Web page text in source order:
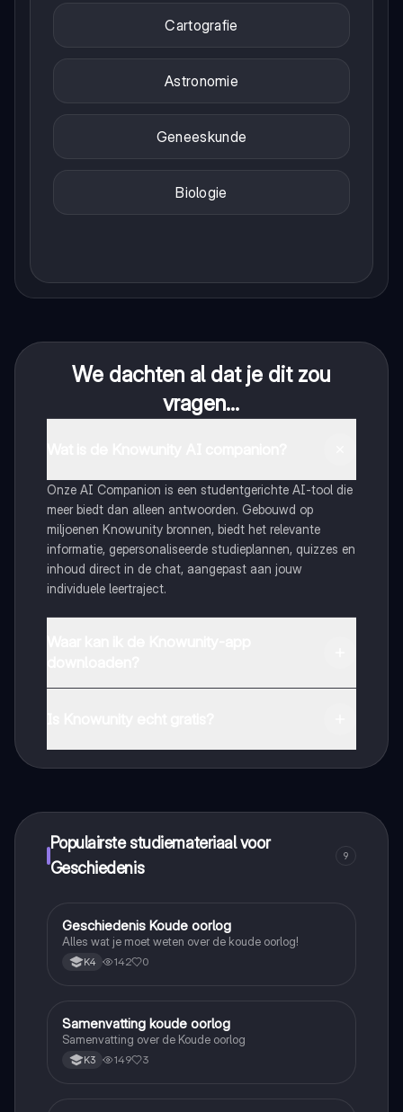
Cartografie
Astronomie
Geneeskunde
Biologie
We dachten al dat je dit zou
vragen...
Onze AI Companion is een studentgerichte AI-tool die
meer biedt dan alleen antwoorden. Gebouwd op
miljoenen Knowunity bronnen, biedt het relevante
informatie, gepersonaliseerde studieplannen, quizzes en
inhoud direct in de chat, aangepast aan jouw
individuele leertraject.
Populairste studiemateriaal voor
Geschiedenis
9
Geschiedenis
Geschiedenis Koude oorlog
Alles wat je moet weten over de koude oorlog!
K4 142 0
Geschiedenis
Samenvatting koude oorlog
Samenvatting over de Koude oorlog
K3 149 3